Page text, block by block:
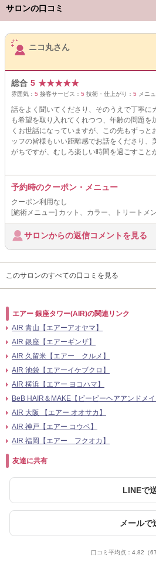
サロンの口コミ
サロンPick Up
ニコ丸さん
総合 5 ★★★★★
雰囲気： 5 接客サービス： 5 技術・仕上がり： 5 メニ
話をよく聞いてくださり、そのうえで丁寧に
も希望を取り入れてくれつつ、年齢の問題を
くお世話になっていますが、この先もずっと
ッフの皆様もいい距離感でお話をくださり、
がちですが、むしろ楽しい時間を過ごすこと
予約時のクーポン・メニュー
クーポン利用なし
[施術メニュー] カット、カラー、トリートメ
サロンからの返信コメントを見る
このサロンのすべての口コミを見る
エアー 銀座タワー(AIR)の関連リンク
AIR 青山【エアーアオヤマ】
AIR 銀座【エアーギンザ】
AIR 久留米【エアー クルメ】
AIR 池袋【エアーイケブクロ】
AIR 横浜【エアー ヨコハマ】
BeB HAIR＆MAKE【ビービーヘアアンドメイ
AIR 大阪 【エアー オオサカ】
AIR 神戸【エアー コウベ】
AIR 福岡【エアー フクオカ】
友達に共有
LINEで
メールで
口コミ平均点： 4.82 （